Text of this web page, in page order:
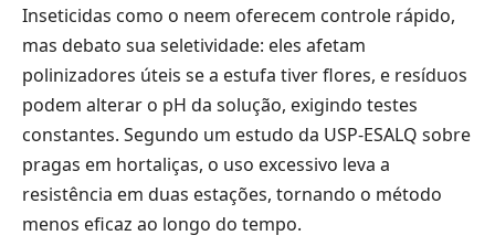
Inseticidas como o neem oferecem controle rápido,
mas debato sua seletividade: eles afetam
polinizadores úteis se a estufa tiver flores, e resíduos
podem alterar o pH da solução, exigindo testes
constantes. Segundo um estudo da USP-ESALQ sobre
pragas em hortaliças, o uso excessivo leva a
resistência em duas estações, tornando o método
menos eficaz ao longo do tempo.